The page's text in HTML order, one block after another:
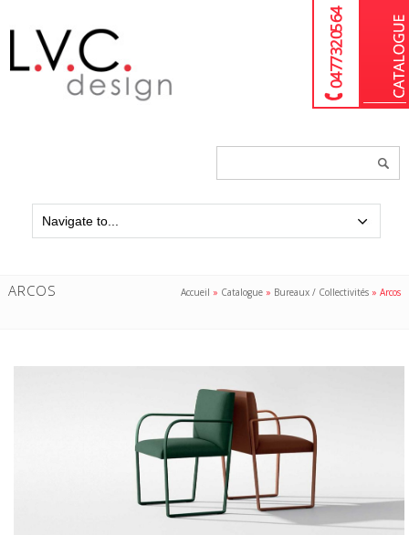
04 77 32 05 64
ARCOS Accueil » Catalogue » Bureaux / Collectivités »Arcos